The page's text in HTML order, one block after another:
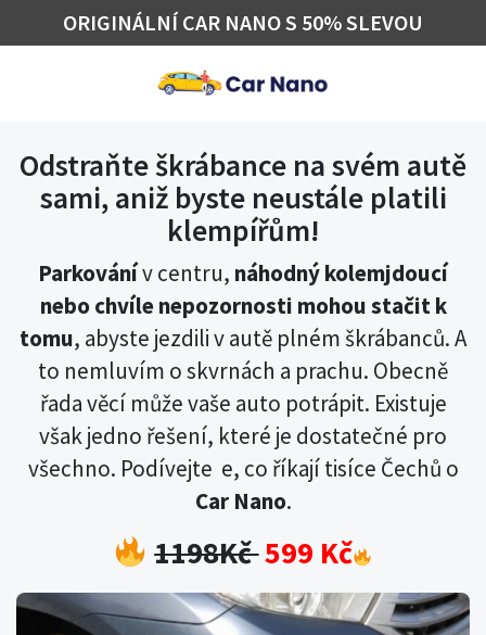
ORIGINÁLNÍ CAR NANO S 50% SLEVOU
Odstraňte škrábance na svém autě
sami, aniž byste neustále platili
klempířům!
Parkovánív centru, náhodný kolemjdoucí
nebo chvíle nepozornosti mohou stačit k
tomu, abyste jezdili v autě plném škrábanců. A
to nemluvím o skvrnách a prachu. Obecně
řada věcí může vaše auto potrápit. Existuje
však jedno řešení, které je dostatečné pro
všechno. Podívejte e, co říkají tisíce Čechů o
Car Nano.
1198Kč599 Kč